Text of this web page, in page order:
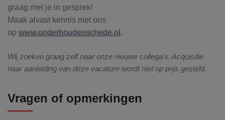
graag met je in gesprek!
Maak alvast kennis met ons
op www.onderhoudenschede.nl .
Wij zoeken graag zelf naar onze nieuwe collega’s. Acquisitie
naar aanleiding van deze vacature wordt niet op prijs gesteld.
Vragen of opmerkingen